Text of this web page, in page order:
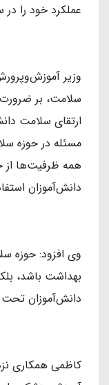
عملکرد خود را
وزیر
سلامت، بر
ارتقای سلامت
مسئله در حوزه
همه ظرفیت‌ها از
دانش‌آموزان
وی افزود: حوزه
بهداشت باشد،
دانش‌آموزان تحت
کاظمی همکاری